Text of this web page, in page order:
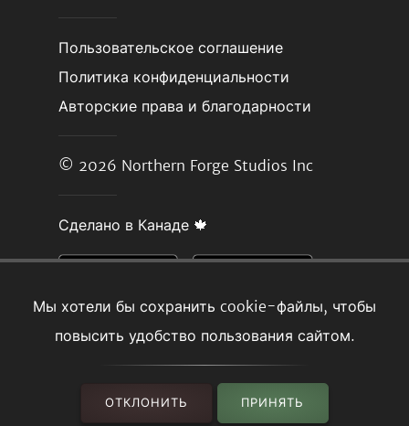
Мы хотели бы сохранить cookie-файлы, чтобы
повысить удобство пользования сайтом.
ОТКЛОНИТЬ ПРИНЯТЬ
Пользовательское соглашение
Политика конфиденциальности
Авторские права и благодарности
© 2026 Northern Forge Studios Inc
Сделано в Канаде 🍁